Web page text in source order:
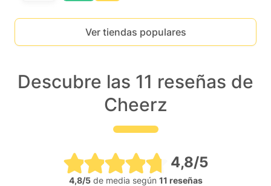
Ver tiendas populares
Descubre las 11 reseñas de
Cheerz
4,8/5
4,8/5de media según 11 reseñas